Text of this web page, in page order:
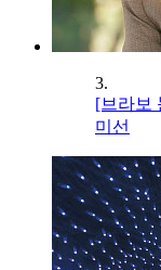
3.
[브라보
미선